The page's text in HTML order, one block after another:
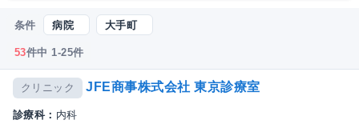
条件 病院 大手町
53件中 1-25件
クリニック JFE商事株式会社 東京診療室
診療科： 内科